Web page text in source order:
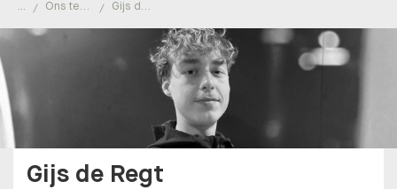
... Ons team Gijs de Regt
Gijs de Regt